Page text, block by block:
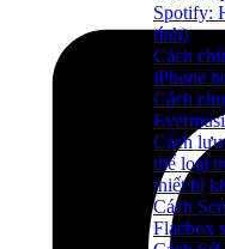
Spotify:
tính)
Cách
iPhone
Cách
Cách
thể loại
thiết bị
Cách
Flacbox